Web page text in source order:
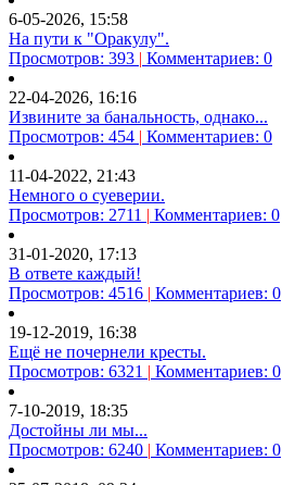
6-05-2026, 15:58
На пути к "Оракулу".
Просмотров: 393 | Комментариев: 0
22-04-2026, 16:16
Извините за банальность, однако...
Просмотров: 454 | Комментариев: 0
11-04-2022, 21:43
Немного о суеверии.
Просмотров: 2711 | Комментариев: 0
31-01-2020, 17:13
В ответе каждый!
Просмотров: 4516 | Комментариев: 0
19-12-2019, 16:38
Ещё не почернели кресты.
Просмотров: 6321 | Комментариев: 0
7-10-2019, 18:35
Достойны ли мы...
Просмотров: 6240 | Комментариев: 0